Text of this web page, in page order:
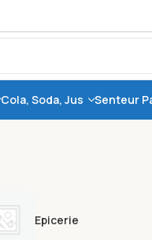
Cola, Soda, Jus Senteur
Epicerie